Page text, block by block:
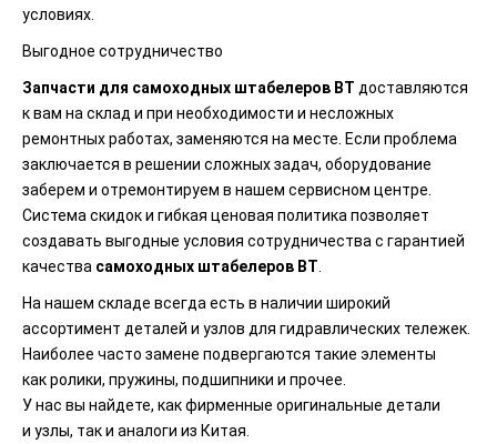
условиях.
Выгодное сотрудничество
Запчасти для самоходных штабелеров BT доставляются
к вам на склад и при необходимости и несложных
ремонтных работах, заменяются на месте. Если проблема
заключается в решении сложных задач, оборудование
заберем и отремонтируем в нашем сервисном центре.
Система скидок и гибкая ценовая политика позволяет
создавать выгодные условия сотрудничества с гарантией
качества самоходных штабелеров BT
На нашем складе всегда есть в наличии широкий
ассортимент деталей и узлов для гидравлических тележек.
Наиболее часто замене подвергаются такие элементы
как ролики, пружины, подшипники и прочее.
У нас вы найдете, как фирменные оригинальные детали
и узлы, так и аналоги из Китая.